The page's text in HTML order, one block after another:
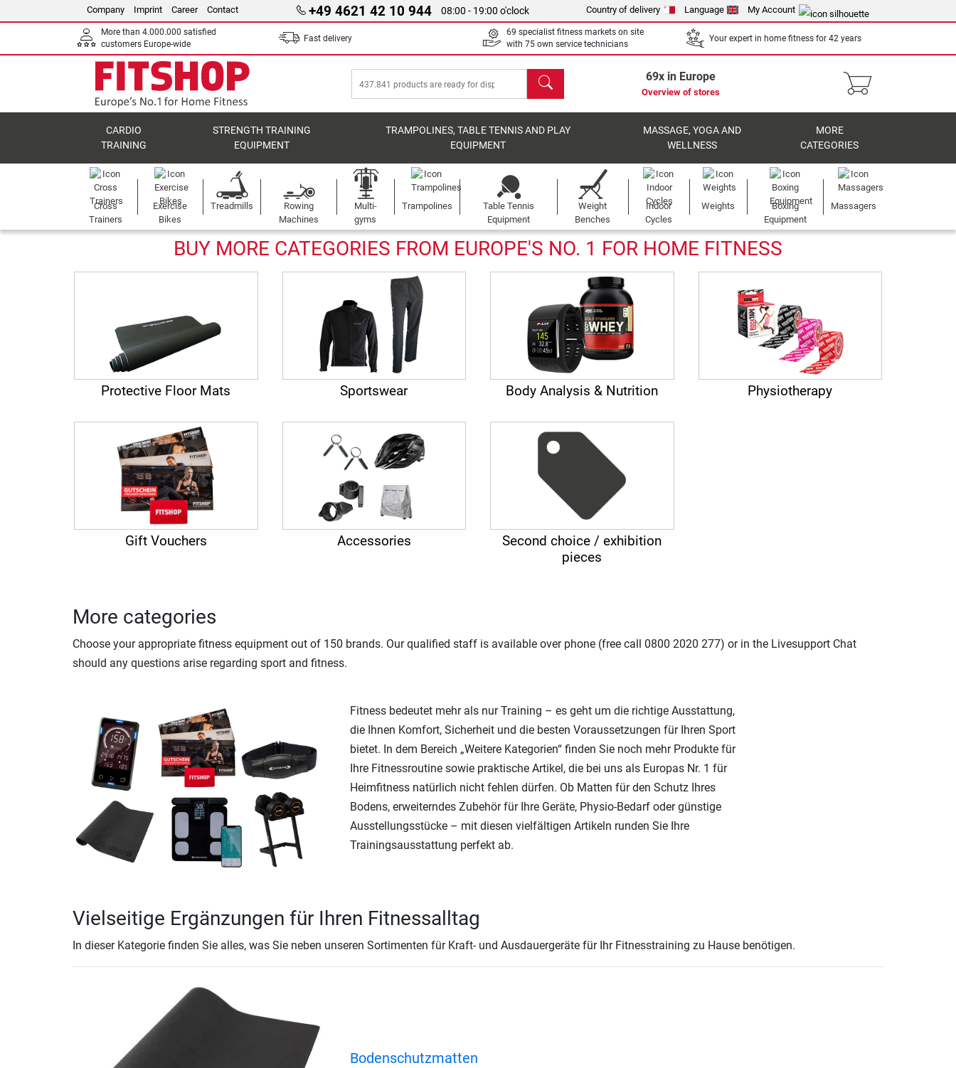
Company Imprint Career Contact +49 4621 42 10 944 08:00 - 19:00 o'clock Country of delivery Language My Account
More than 4.000.000 satisfied
customers Europe-wide
Fast delivery
69 specialist fitness markets on site
with 75 own service technicians
Your expert in home fitness for 42 years
search 69x in Europe
Overview of stores
CARDIO
TRAINING
STRENGTH TRAINING
EQUIPMENT
TRAMPOLINES, TABLE TENNIS AND PLAY
EQUIPMENT
MASSAGE, YOGA AND
WELLNESS
MORE
CATEGORIES
Cross
Trainers
Exercise
Bikes
Treadmills
Rowing
Machines
Multi-
gyms
Trampolines
Table Tennis
Equipment
Weight
Benches
Indoor
Cycles
Weights
Boxing
Equipment
Massagers
BUY MORE CATEGORIES FROM EUROPE'S NO. 1 FOR HOME FITNESS
Protective Floor Mats Sportswear Body Analysis & Nutrition Physiotherapy
Gift Vouchers Accessories
Second choice / exhibition
pieces
More categories
Choose your appropriate fitness equipment out of 150 brands. Our qualified staff is available over phone (free call 0800 2020 277) or in the Livesupport Chat
should any questions arise regarding sport and fitness.
Fitness bedeutet mehr als nur Training – es geht um die richtige Ausstattung,
die Ihnen Komfort, Sicherheit und die besten Voraussetzungen für Ihren Sport
bietet. In dem Bereich „Weitere Kategorien“ finden Sie noch mehr Produkte für
Ihre Fitnessroutine sowie praktische Artikel, die bei uns als Europas Nr. 1 für
Heimfitness natürlich nicht fehlen dürfen. Ob Matten für den Schutz Ihres
Bodens, erweiterndes Zubehör für Ihre Geräte, Physio-Bedarf oder günstige
Ausstellungsstücke – mit diesen vielfältigen Artikeln runden Sie Ihre
Trainingsausstattung perfekt ab.
Vielseitige Ergänzungen für Ihren Fitnessalltag
In dieser Kategorie finden Sie alles, was Sie neben unseren Sortimenten für Kraft- und Ausdauergeräte für Ihr Fitnesstraining zu Hause benötigen.
Bodenschutzmatten